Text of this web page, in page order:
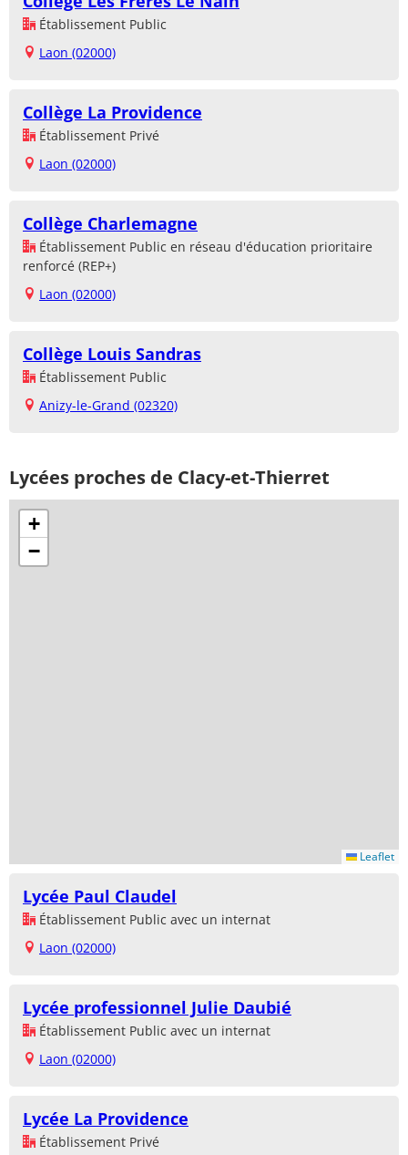
Établissement Public
Laon (02000)
Collège La Providence
Établissement Privé
Laon (02000)
Collège Charlemagne
Établissement Public en réseau d'éducation prioritaire
renforcé (REP+)
Laon (02000)
Collège Louis Sandras
Établissement Public
Anizy-le-Grand (02320)
Lycées proches de Clacy-et-Thierret
+
−
Leaflet
Lycée Paul Claudel
Établissement Public avec un internat
Laon (02000)
Lycée professionnel Julie Daubié
Établissement Public avec un internat
Laon (02000)
Lycée La Providence
Établissement Privé